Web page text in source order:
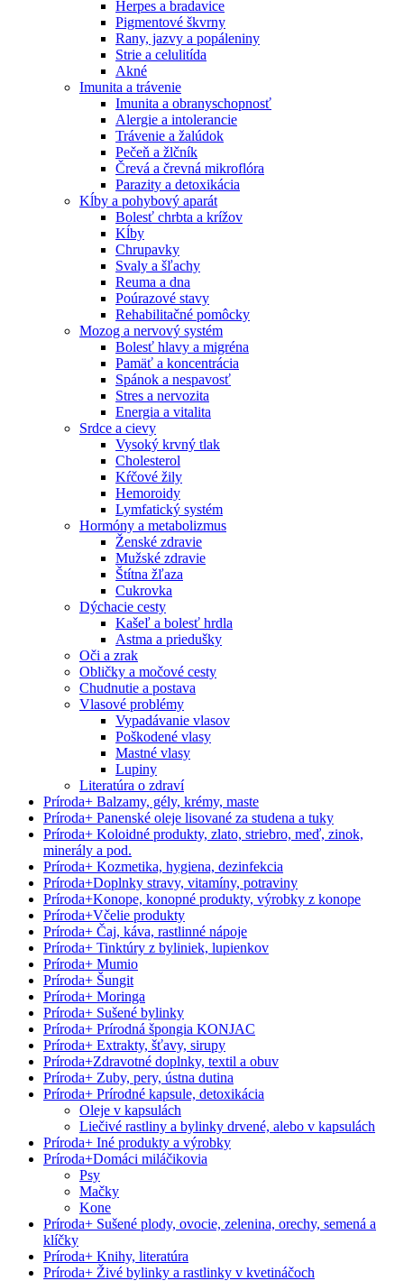
Herpes a bradavice
Pigmentové škvrny
Rany, jazvy a popáleniny
Strie a celulitída
Akné
Imunita a trávenie
Imunita a obranyschopnosť
Alergie a intolerancie
Trávenie a žalúdok
Pečeň a žlčník
Črevá a črevná mikroflóra
Parazity a detoxikácia
Kĺby a pohybový aparát
Bolesť chrbta a krížov
Kĺby
Chrupavky
Svaly a šľachy
Reuma a dna
Poúrazové stavy
Rehabilitačné pomôcky
Mozog a nervový systém
Bolesť hlavy a migréna
Pamäť a koncentrácia
Spánok a nespavosť
Stres a nervozita
Energia a vitalita
Srdce a cievy
Vysoký krvný tlak
Cholesterol
Kŕčové žily
Hemoroidy
Lymfatický systém
Hormóny a metabolizmus
Ženské zdravie
Mužské zdravie
Štítna žľaza
Cukrovka
Dýchacie cesty
Kašeľ a bolesť hrdla
Astma a priedušky
Oči a zrak
Obličky a močové cesty
Chudnutie a postava
Vlasové problémy
Vypadávanie vlasov
Poškodené vlasy
Mastné vlasy
Lupiny
Literatúra o zdraví
Príroda+ Balzamy, gély, krémy, maste
Príroda+ Panenské oleje lisované za studena a tuky
Príroda+ Koloidné produkty, zlato, striebro, meď, zinok,
minerály a pod.
Príroda+ Kozmetika, hygiena, dezinfekcia
Príroda+Doplnky stravy, vitamíny, potraviny
Príroda+Konope, konopné produkty, výrobky z konope
Príroda+Včelie produkty
Príroda+ Čaj, káva, rastlinné nápoje
Príroda+ Tinktúry z byliniek, lupienkov
Príroda+ Mumio
Príroda+ Šungit
Príroda+ Moringa
Príroda+ Sušené bylinky
Príroda+ Prírodná špongia KONJAC
Príroda+ Extrakty, šťavy, sirupy
Príroda+Zdravotné doplnky, textil a obuv
Príroda+ Zuby, pery, ústna dutina
Príroda+ Prírodné kapsule, detoxikácia
Oleje v kapsulách
Liečivé rastliny a bylinky drvené, alebo v kapsulách
Príroda+ Iné produkty a výrobky
Príroda+Domáci miláčikovia
Psy
Mačky
Kone
Príroda+ Sušené plody, ovocie, zelenina, orechy, semená a
klíčky
Príroda+ Knihy, literatúra
Príroda+ Živé bylinky a rastlinky v kvetináčoch